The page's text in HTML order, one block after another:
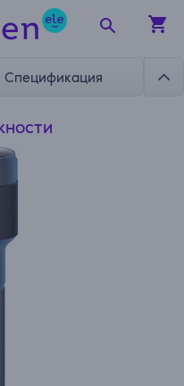
Спецификация